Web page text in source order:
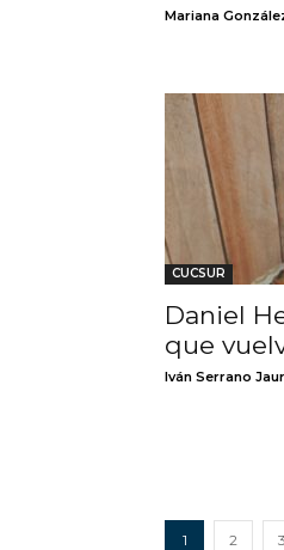
Mariana
CUCSUR
Daniel
que
Iván Serrano
1 2 3